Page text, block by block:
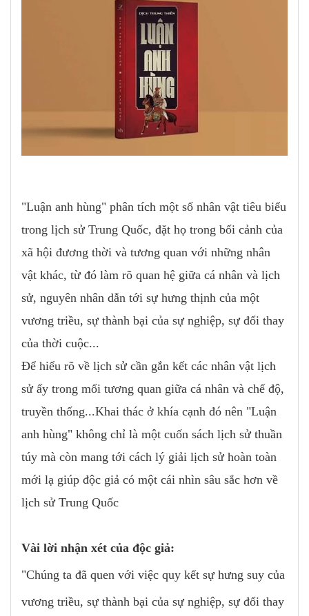
"Luận anh hùng" phân tích một số nhân vật tiêu biểu
trong lịch sử Trung Quốc, đặt họ trong bối cảnh của
xã hội đương thời và tương quan với những nhân
vật khác, từ đó làm rõ quan hệ giữa cá nhân và lịch
sử, nguyên nhân dẫn tới sự hưng thịnh của một
vương triều, sự thành bại của sự nghiệp, sự đổi thay
của thời cuộc...
Để hiểu rõ về lịch sử cần gắn kết các nhân vật lịch
sử ấy trong mối tương quan giữa cá nhân và chế độ,
truyền thống...Khai thác ở khía cạnh đó nên "Luận
anh hùng" không chỉ là một cuốn sách lịch sử thuần
túy mà còn mang tới cách lý giải lịch sử hoàn toàn
mới lạ giúp độc giả có một cái nhìn sâu sắc hơn về
lịch sử Trung Quốc
Vài lời nhận xét của độc giả:
"Chúng ta đã quen với việc quy kết sự hưng suy của
vương triều, sự thành bại của sự nghiệp, sự đổi thay